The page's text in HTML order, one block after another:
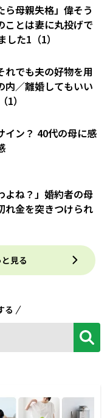
ら母親失格」偉そう
ことは妻に丸投げで
た1（1）
れでも夫の好物を用
内／離婚してもいい
）
イン？ 40代の母に感
よね？」婚約者の母
れ金を突きつけられ
見る
る